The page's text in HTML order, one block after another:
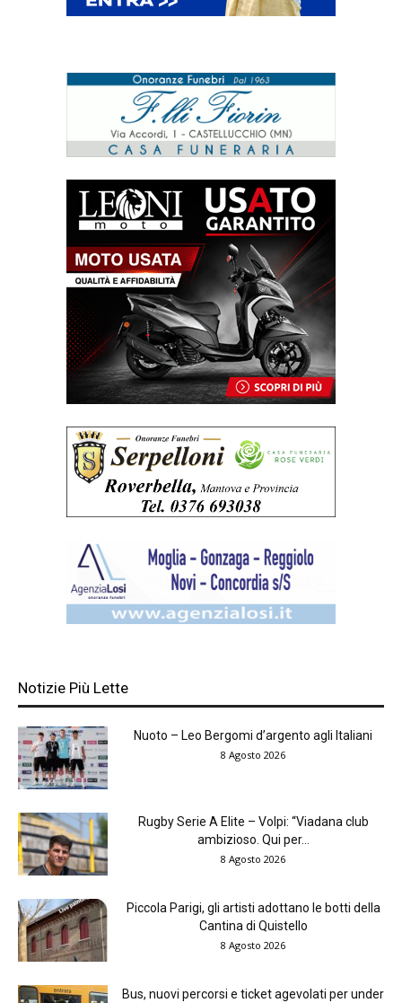
Notizie Più Lette
Nuoto – Leo Bergomi d’argento agli Italiani
8 Agosto 2026
Rugby Serie A Elite – Volpi: “Viadana club
ambizioso. Qui per...
8 Agosto 2026
Piccola Parigi, gli artisti adottano le botti della
Cantina di Quistello
8 Agosto 2026
Bus, nuovi percorsi e ticket agevolati per under